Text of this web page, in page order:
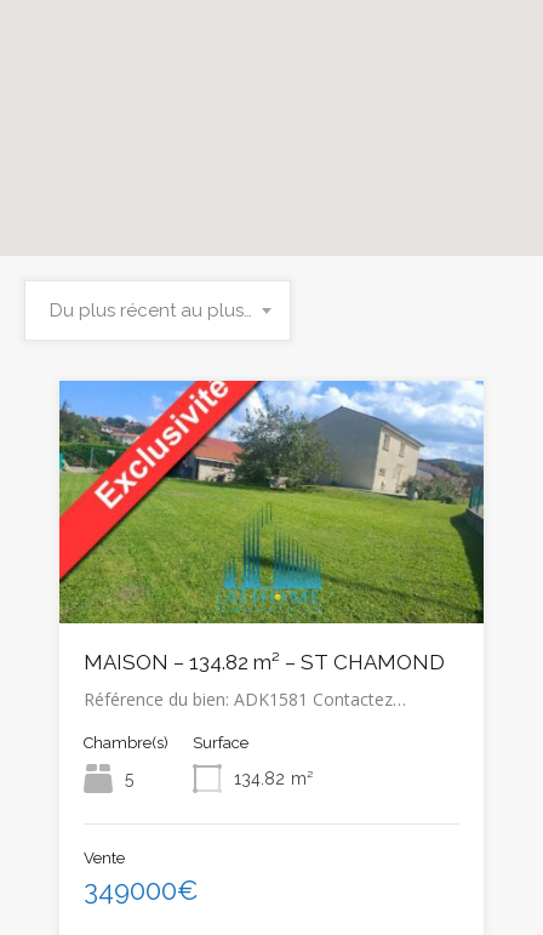
Du plus récent au plus ancien
MAISON – 134.82 m² – ST CHAMOND
Référence du bien: ADK1581 Contactez…
Chambre(s)
5
Surface
134.82 m²
Vente
349000€